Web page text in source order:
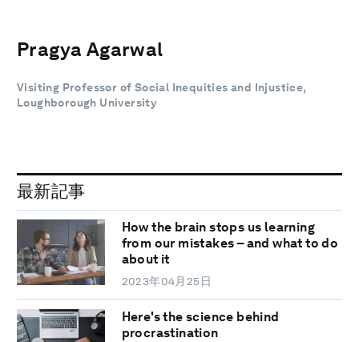
Pragya Agarwal
Visiting Professor of Social Inequities and Injustice,
Loughborough University
最新記事
How the brain stops us learning
from our mistakes – and what to do
about it
2023年04月25日
Here's the science behind
procrastination